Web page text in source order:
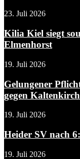
23. Juli 2026
Kilia Kiel siegt
Elmenhorst
19. Juli 2026
Gelungener
gegen
19. Juli 2026
Heider SV nach
19. Juli 2026